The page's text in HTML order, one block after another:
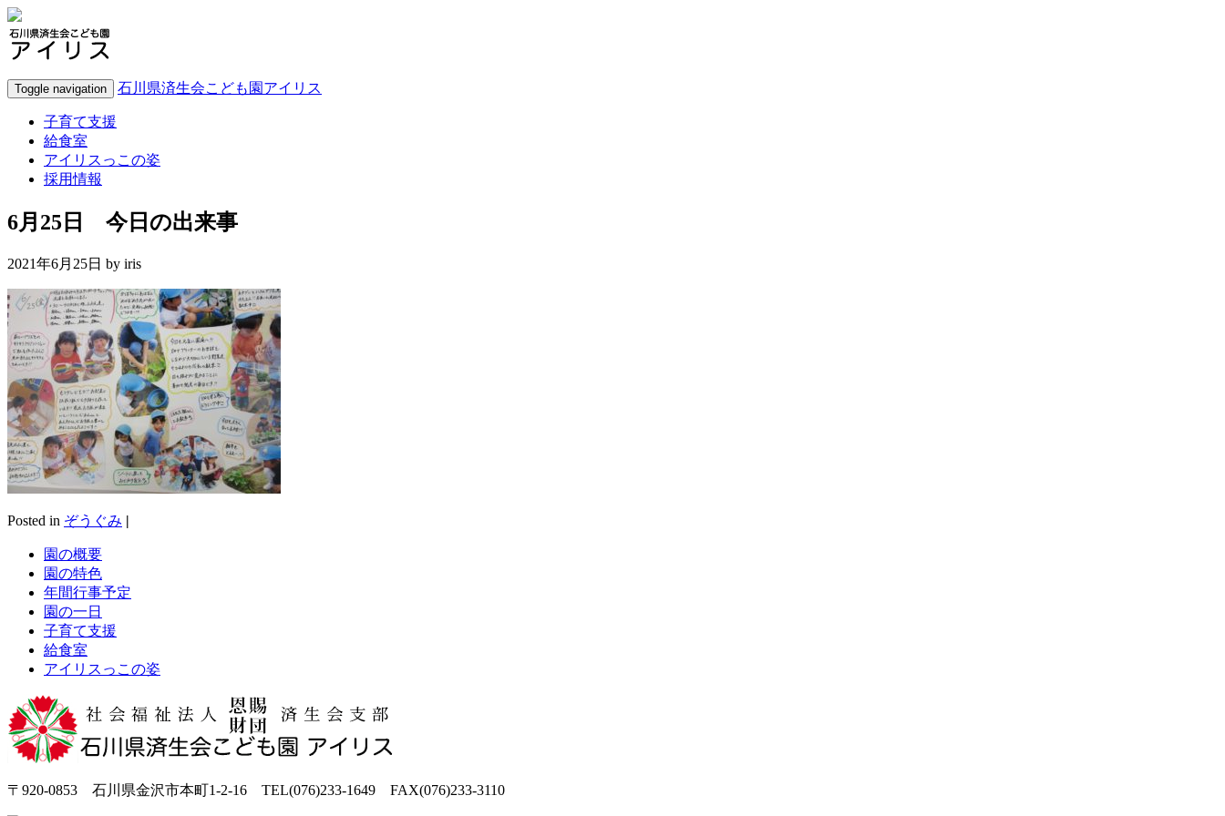
Toggle navigation 石川県済生会こども園アイリス
子育て支援
給食室
アイリスっこの姿
採用情報
6月25日 今日の出来事
2021年6月25日 by iris
Posted in ぞうぐみ |
園の概要
園の特色
年間行事予定
園の一日
子育て支援
給食室
アイリスっこの姿
〒920-0853 石川県金沢市本町1-2-16 TEL(076)233-1649 FAX(076)233-3110